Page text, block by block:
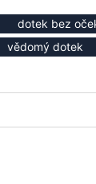
dotek bez
vědomý dotek